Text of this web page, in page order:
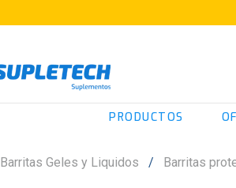
PRODUCTOS
Barritas Geles y Liquidos Barritas